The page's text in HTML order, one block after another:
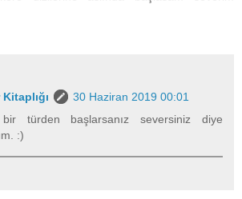
30 Haziran 2019 00:01
bir türden başlarsanız seversiniz diye
:)